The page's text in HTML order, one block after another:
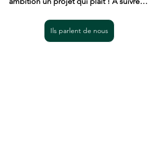
Ils parlent de nous